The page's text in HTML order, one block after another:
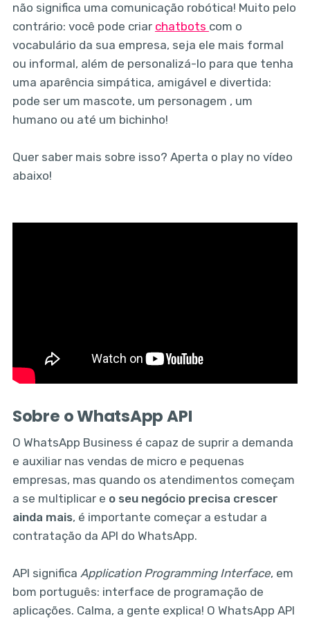
não significa uma comunicação robótica! Muito pelo
contrário: você pode criar chatbots com o
vocabulário da sua empresa, seja ele mais formal
ou informal, além de personalizá-lo para que tenha
uma aparência simpática, amigável e divertida:
pode ser um mascote, um personagem , um
humano ou até um bichinho!
Quer saber mais sobre isso? Aperta o play no vídeo
abaixo!
Sobre o WhatsApp API
O WhatsApp Business é capaz de suprir a demanda
e auxiliar nas vendas de micro e pequenas
empresas, mas quando os atendimentos começam
a se multiplicar e o seu negócio precisa crescer
ainda mais, é importante começar a estudar a
contratação da API do WhatsApp.
API significa Application Programming Interface, em
bom português: interface de programação de
aplicações. Calma, a gente explica! O WhatsApp API